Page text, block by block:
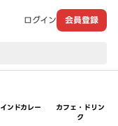
ログイン 会員登録
インドカレー
カフェ・ドリン
ク